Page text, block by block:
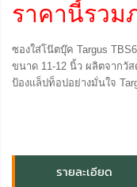
ราคานี้รวม
ซองใส่โน๊ตบุ๊ค Targus
ขนาด 11-12 นิ้ว ผลิตจากวั
ป้องแล็ปท็อปอย่างมั่นใจ
รายละเอียด